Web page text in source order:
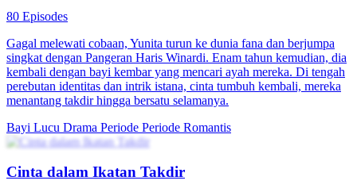
80 Episodes
Gagal melewati cobaan, Yunita turun ke dunia fana dan berjumpa
singkat dengan Pangeran Haris Winardi. Enam tahun kemudian, dia
kembali dengan bayi kembar yang mencari ayah mereka. Di tengah
perebutan identitas dan intrik istana, cinta tumbuh kembali, mereka
menantang takdir hingga bersatu selamanya.
Bayi Lucu Drama Periode Periode Romantis
Cinta dalam Ikatan Takdir